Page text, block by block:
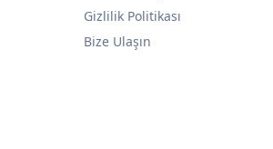
Gizlilik Politikası
Bize Ulaşın